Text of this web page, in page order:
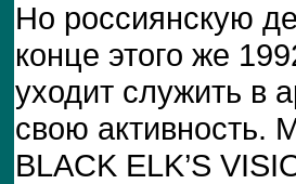
Но россиянскую
конце этого же
уходит служить в
свою активность.
BLACK ELK’S